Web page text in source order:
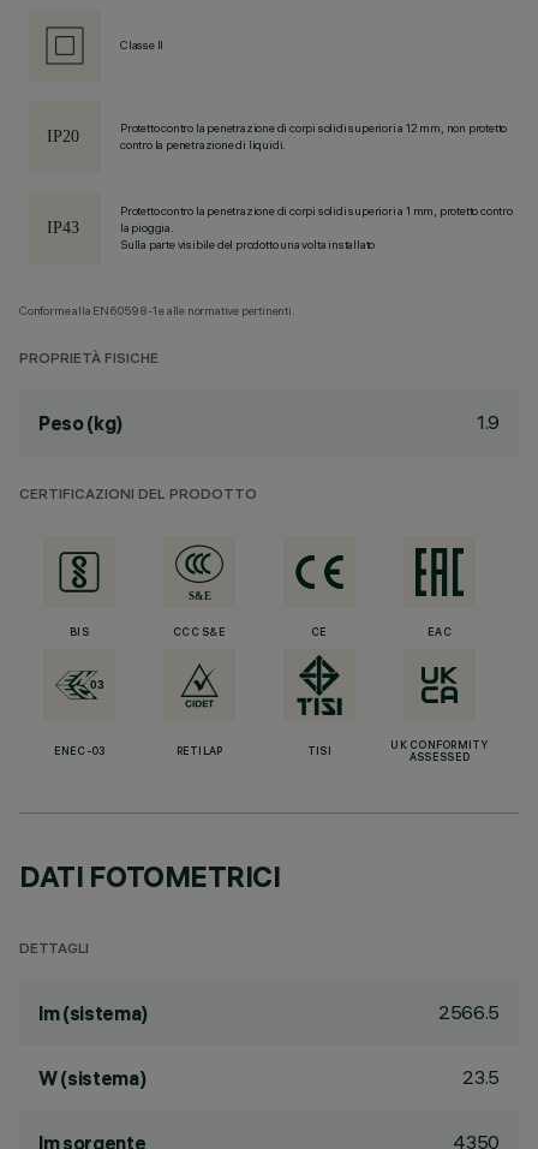
Classe II
Protetto contro la penetrazione di corpi solidi superiori a 12 mm, non protetto
contro la penetrazione di liquidi.
Protetto contro la penetrazione di corpi solidi superiori a 1 mm, protetto contro
la pioggia.
Sulla parte visibile del prodotto una volta installato
Conforme alla EN60598-1 e alle normative pertinenti.
PROPRIETÀ FISICHE
Peso (kg) 1.9
CERTIFICAZIONI DEL PRODOTTO
BIS CCC S&E CE EAC
ENEC-03 RETILAP TISI
UK CONFORMITY
ASSESSED
DATI FOTOMETRICI
DETTAGLI
lm (sistema) 2566.5
W (sistema) 23.5
lm sorgente 4350